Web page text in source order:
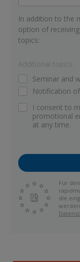
In addition to the
option of
topics:
Seminar and
Notification
I consent to
promotional
at any time.
Für
die